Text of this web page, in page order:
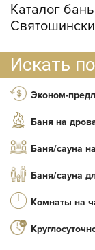
Каталог
Искать
Эконом-
Баня на
Баня/сауна
Баня/сауна
Комнаты на